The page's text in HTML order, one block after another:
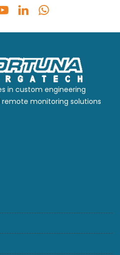
in custom engineering
monitoring solutions